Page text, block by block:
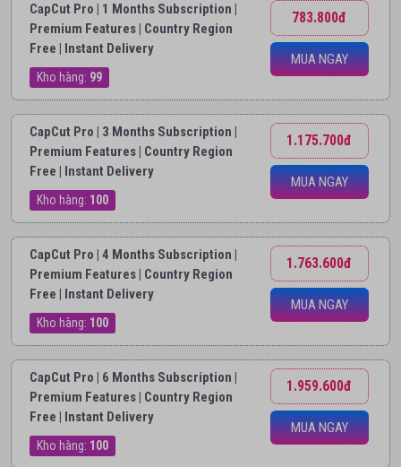
CapCut Pro | 1 Months Subscription |
Premium Features | Country Region
Free | Instant Delivery
Kho hàng: 99
783.800đ
MUA NGAY
CapCut Pro | 3 Months Subscription |
Premium Features | Country Region
Free | Instant Delivery
Kho hàng: 100
1.175.700đ
MUA NGAY
CapCut Pro | 4 Months Subscription |
Premium Features | Country Region
Free | Instant Delivery
Kho hàng: 100
1.763.600đ
MUA NGAY
CapCut Pro | 6 Months Subscription |
Premium Features | Country Region
Free | Instant Delivery
Kho hàng: 100
1.959.600đ
MUA NGAY